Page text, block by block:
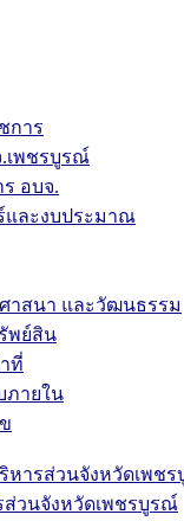
การ
เพชรบูรณ์
อบจ.
และงบประมาณ
าสนา และวัฒนธรรม
พย์สิน
ที่
ภายใน
หารส่วนจังหวัดเพช
วนจังหวัดเพชรบูรณ์